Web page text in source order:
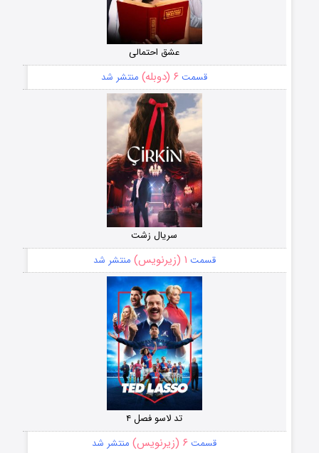
عشق احتمالی
قسمت ۶ (دوبله) منتشر شد
سریال زشت
قسمت ۱ (زیرنویس) منتشر شد
تد لاسو فصل ۴
قسمت ۶ (زیرنویس) منتشر شد